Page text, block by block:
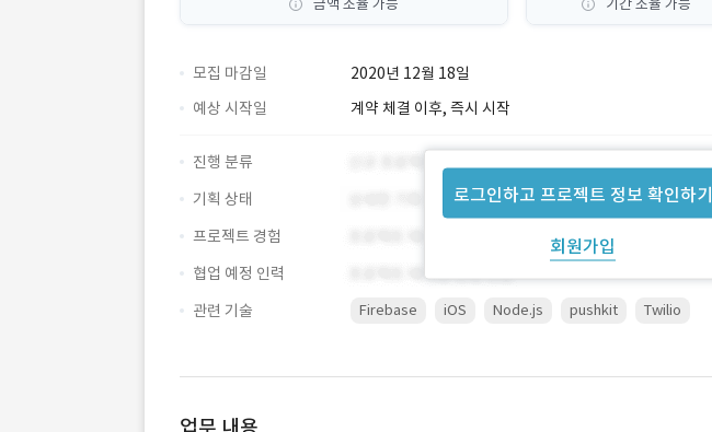
금액 조율 가능 기간 조율 가능
모집 마감일 2020년 12월 18일
로그인하고 프로젝트 정보 확인하기
회원가입
예상 시작일 계약 체결 이후, 즉시 시작
진행 분류
기획 상태
프로젝트 경험
협업 예정 인력
관련 기술
Firebase iOS Node.js pushkit Twilio